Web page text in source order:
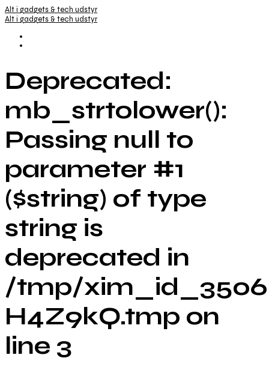
Alt i gadgets & tech udstyr
Alt i gadgets & tech udstyr
Deprecated:
mb_strtolower():
Passing null to
parameter #1
($string) of type
string is
deprecated in
/tmp/
H4Z9kQ.tmp on
line 3